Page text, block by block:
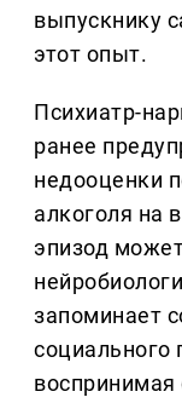
выпускнику
этот опыт.
Психиатр-
ранее
недооценки
алкоголя на
эпизод
запоминает
социального
воспринимая